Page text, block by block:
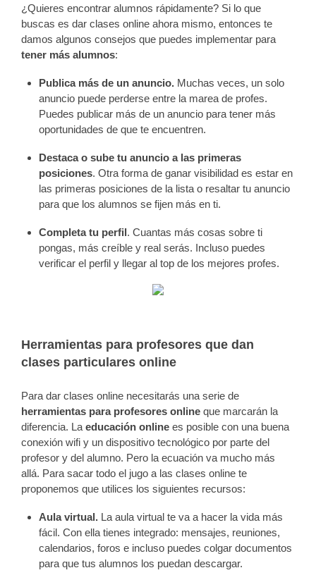
¿Quieres encontrar alumnos rápidamente? Si lo que
buscas es dar clases online ahora mismo, entonces te
damos algunos consejos que puedes implementar para
tener más alumnos:
Publica más de un anuncio. Muchas veces, un solo
anuncio puede perderse entre la marea de profes.
Puedes publicar más de un anuncio para tener más
oportunidades de que te encuentren.
Destaca o sube tu anuncio a las primeras
posiciones. Otra forma de ganar visibilidad es estar en
las primeras posiciones de la lista o resaltar tu anuncio
para que los alumnos se fijen más en ti.
Completa tu perfil. Cuantas más cosas sobre ti
pongas, más creíble y real serás. Incluso puedes
verificar el perfil y llegar al top de los mejores profes.
Herramientas para profesores que dan
clases particulares online
Para dar clases online necesitarás una serie de
herramientas para profesores online que marcarán la
diferencia. La educación online es posible con una buena
conexión wifi y un dispositivo tecnológico por parte del
profesor y del alumno. Pero la ecuación va mucho más
allá. Para sacar todo el jugo a las clases online te
proponemos que utilices los siguientes recursos:
Aula virtual. La aula virtual te va a hacer la vida más
fácil. Con ella tienes integrado: mensajes, reuniones,
calendarios, foros e incluso puedes colgar documentos
para que tus alumnos los puedan descargar.